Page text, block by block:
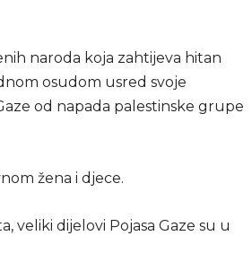
naroda koja zahtijeva hitan
osudom usred svoje
od napada palestinske grupe
žena i djece.
veliki dijelovi Pojasa Gaze su u